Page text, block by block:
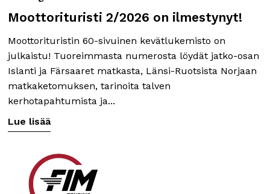
Moottorituristi 2/2026 on ilmestynyt!
Moottorituristin 60-sivuinen kevätlukemisto on
julkaistu! Tuoreimmasta numerosta löydät jatko-osan
Islanti ja Färsaaret matkasta, Länsi-Ruotsista Norjaan
matkaketomuksen, tarinoita talven
kerhotapahtumista ja...
Lue lisää